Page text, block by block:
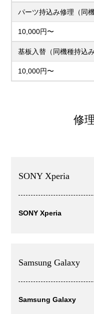
パーツ持込み修理（同
10,000円〜
基板入替（同機種持込み
10,000円〜
修
SONY Xperia
SONY Xperia
Samsung Galaxy
Samsung Galaxy